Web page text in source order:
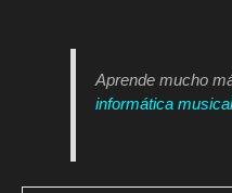
Aprende mucho
informática